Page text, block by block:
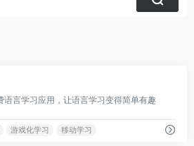
语言学习应用，让语言学习变得简单有趣
游戏化学习 移动学习